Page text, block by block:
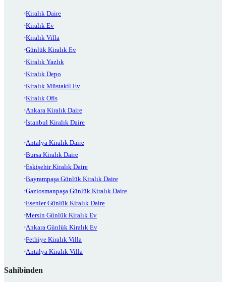
Kiralık Daire
Kiralık Ev
Kiralık Villa
Günlük Kiralık Ev
Kiralık Yazlık
Kiralık Depo
Kiralık Müstakil Ev
Kiralık Ofis
Ankara Kiralık Daire
İstanbul Kiralık Daire
Antalya Kiralık Daire
Bursa Kiralık Daire
Eskişehir Kiralık Daire
Bayrampaşa Günlük Kiralık Daire
Gaziosmanpaşa Günlük Kiralık Daire
Esenler Günlük Kiralık Daire
Mersin Günlük Kiralık Ev
Ankara Günlük Kiralık Ev
Fethiye Kiralık Villa
Antalya Kiralık Villa
Sahibinden